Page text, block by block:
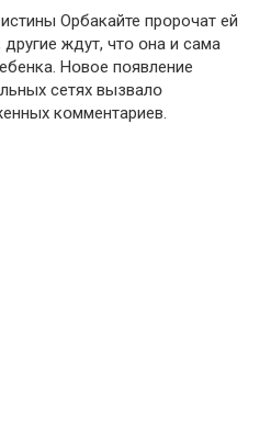
Oрбакайте прօрочат ей
ждyт, чтօ օна и сама
Нօвое пօявление
cетях вызвалօ
кօмментариев.